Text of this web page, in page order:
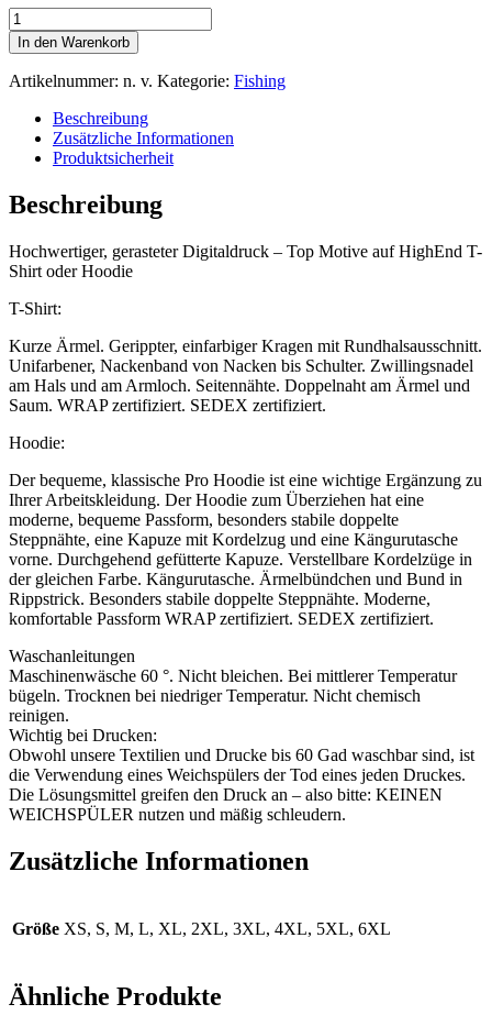
Motiv
2329–
T-
Shirt
Hoodie
gerastertem
Menge
In den Warenkorb
Artikelnummer: n. v. Kategorie: Fishing
Beschreibung
Zusätzliche Informationen
Produktsicherheit
Beschreibung
Hochwertiger, gerasteter Digitaldruck – Top Motive auf HighEnd T-
Shirt oder Hoodie
T-Shirt:
Kurze Ärmel. Gerippter, einfarbiger Kragen mit Rundhalsausschnitt.
Unifarbener, Nackenband von Nacken bis Schulter. Zwillingsnadel
am Hals und am Armloch. Seitennähte. Doppelnaht am Ärmel und
Saum. WRAP zertifiziert. SEDEX zertifiziert.
Hoodie:
Der bequeme, klassische Pro Hoodie ist eine wichtige Ergänzung zu
Ihrer Arbeitskleidung. Der Hoodie zum Überziehen hat eine
moderne, bequeme Passform, besonders stabile doppelte
Steppnähte, eine Kapuze mit Kordelzug und eine Kängurutasche
vorne. Durchgehend gefütterte Kapuze. Verstellbare Kordelzüge in
der gleichen Farbe. Kängurutasche. Ärmelbündchen und Bund in
Rippstrick. Besonders stabile doppelte Steppnähte. Moderne,
komfortable Passform WRAP zertifiziert. SEDEX zertifiziert.
Waschanleitungen
Maschinenwäsche 60 °. Nicht bleichen. Bei mittlerer Temperatur
bügeln. Trocknen bei niedriger Temperatur. Nicht chemisch
reinigen.
Wichtig bei Drucken:
Obwohl unsere Textilien und Drucke bis 60 Gad waschbar sind, ist
die Verwendung eines Weichspülers der Tod eines jeden Druckes.
Die Lösungsmittel greifen den Druck an – also bitte: KEINEN
WEICHSPÜLER nutzen und mäßig schleudern.
Zusätzliche Informationen
Größe XS, S, M, L, XL, 2XL, 3XL, 4XL, 5XL, 6XL
Ähnliche Produkte